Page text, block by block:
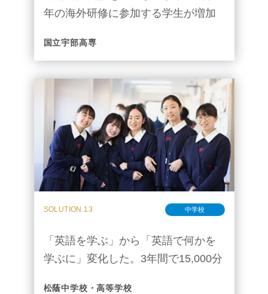
年の海外研修に参加する学生が増加
国立宇部高専
SOLUTION.13 中学校
「英語を学ぶ」から「英語で何かを
学ぶに」変化した。3年間で15,000分
松蔭中学校・高等学校